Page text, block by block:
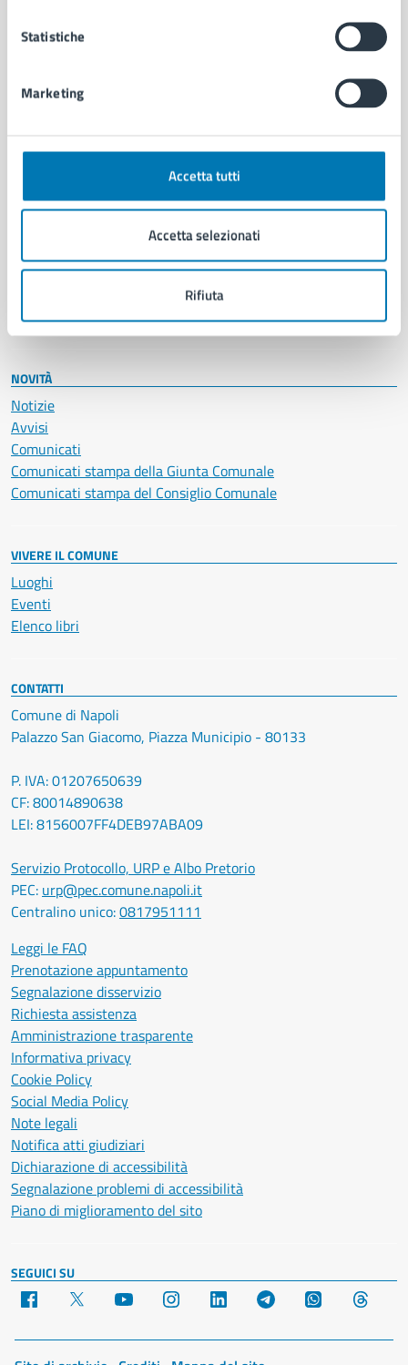
Statistiche
Marketing
Accetta tutti
Accetta selezionati
Rifiuta
Ambiente
Educazione e formazione
Giustizia e sicurezza pubblica
Salute, benessere e assistenza
Vita lavorativa
NOVITÀ
Notizie
Avvisi
Comunicati
Comunicati stampa della Giunta Comunale
Comunicati stampa del Consiglio Comunale
VIVERE IL COMUNE
Luoghi
Eventi
Elenco libri
CONTATTI
Comune di Napoli
Palazzo San Giacomo, Piazza Municipio - 80133
P. IVA: 01207650639
CF: 80014890638
LEI: 8156007FF4DEB97ABA09
Servizio Protocollo, URP e Albo Pretorio
PEC: urp@pec.comune.napoli.it
Centralino unico:0817951111
Leggi le FAQ
Prenotazione appuntamento
Segnalazione disservizio
Richiesta assistenza
Amministrazione trasparente
Informativa privacy
Cookie Policy
Social Media Policy
Note legali
Notifica atti giudiziari
Dichiarazione di accessibilità
Segnalazione problemi di accessibilità
Piano di miglioramento del sito
SEGUICI SU
Facebook YouTube Instagram LinkedIn Telegram WhatsApp